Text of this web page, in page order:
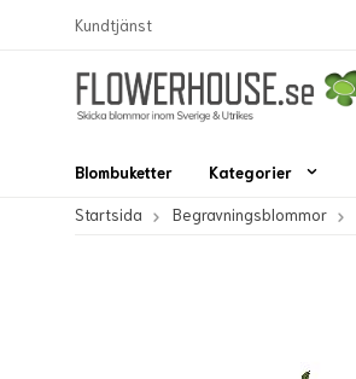
Kundtjänst
Blombuketter Kategorier
Startsida Begravningsblommor